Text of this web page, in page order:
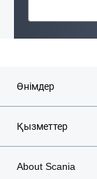
Өнімдер
Қызметтер
About Scania